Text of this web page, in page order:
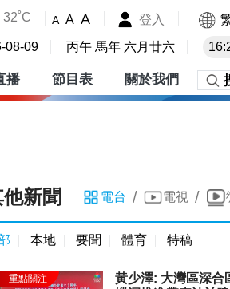
32˚C A A A 登入
08-09 丙午 馬年 六月廿六
播 節目表 關於我們
新聞 電台 / 電視 /
本地 要聞 體育 特稿
黃少澤: 大灣區深合